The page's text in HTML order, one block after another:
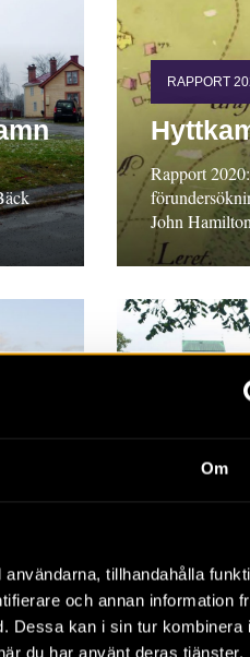
Om
tillhandahålla
och annan information
Dessa kan i sin tur kombinera
du har använt deras tjänster.
RAPPORT
Rapport
John Hamilton
RAPPORT
Rapport
2019. Skåne.